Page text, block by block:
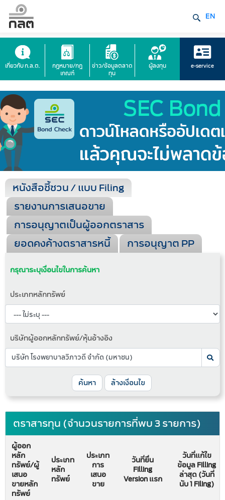
EN
เกี่ยวกับ ก.ล.ต.
กฎหมาย/กฎ
เกณฑ์
ข่าว/ข้อมูลตลาด
ทุน
ผู้ลงทุน e-service
หนังสือชี้ชวน / แบบ Filing
รายงานการเสนอขาย
การอนุญาตเป็นผู้ออกตราสาร
ยอดคงค้างตราสารหนี้
การอนุญาต PP
กรุณาระบุเงื่อนไขในการค้นหา
ประเภทหลักทรัพย์
บริษัทผู้ออกหลักทรัพย์/หุ้นอ้างอิง
ค้นหา ล้างเงื่อนไข
ตราสารทุน (จำนวนรายการที่พบ 3 รายการ)
ผู้ออก
หลัก
ทรัพย์/ผู้
เสนอ
ขายหลัก
ทรัพย์
ประเภท
หลัก
ทรัพย์
ประเภท
การ
เสนอ
ขาย
วันที่ยื่น
Filling
Version แรก
วันที่แก้ไข
ข้อมูล Filling
ล่าสุด (วันที่
นับ 1 Filing)